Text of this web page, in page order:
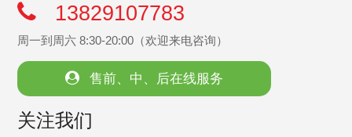
13829107783
周一到周六 8:30-20:00（欢迎来电咨询）
售前、中、后在线服务
关注我们